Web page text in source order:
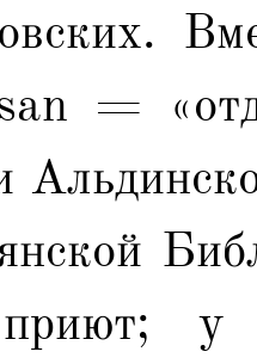
=
у